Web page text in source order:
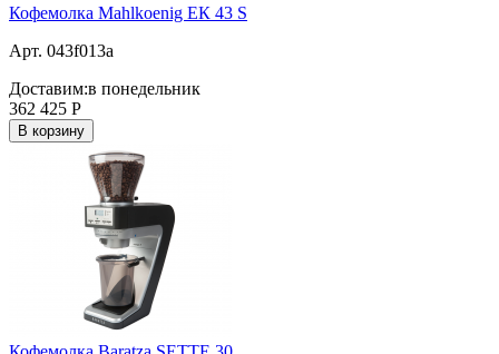
Кофемолка Mahlkoenig ЕК 43 S
Арт. 043f013a
Доставим:в понедельник
362 425 Р
В корзину